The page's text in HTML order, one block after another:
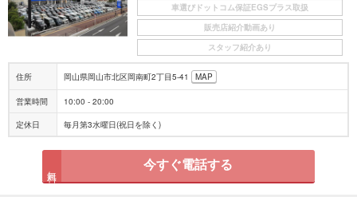
車選びドットコム保証EGSプラス取扱
販売店紹介動画あり
スタッフ紹介あり
住所 岡山県岡山市北区岡南町2丁目5-41 MAP
営業時間 10:00 - 20:00
定休日 毎月第3水曜日(祝日を除く)
今すぐ電話する